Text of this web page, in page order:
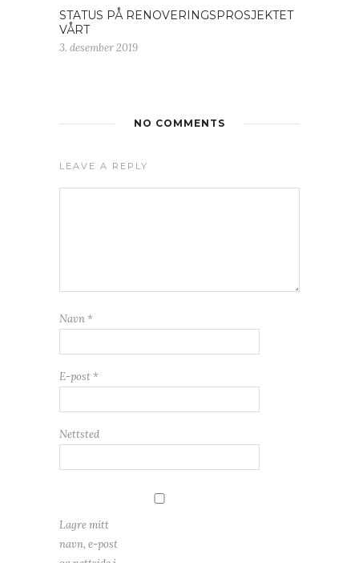
STATUS PÅ RENOVERINGSPROSJEKTET
VÅRT
3. desember 2019
NO COMMENTS
LEAVE A REPLY
Navn *
E-post *
Nettsted
Lagre mitt
navn, e-post